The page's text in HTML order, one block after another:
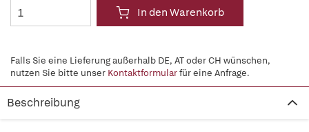
In den Warenkorb
Falls Sie eine Lieferung außerhalb DE, AT oder CH wünschen,
nutzen Sie bitte unser Kontaktformularfür eine Anfrage.
Beschreibung